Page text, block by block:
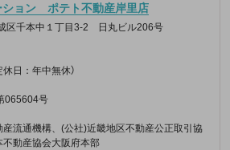
ション ポテト不動産岸里店
区千本中１丁目3-2 日丸ビル206号
休日：年中無休）
065604号
産流通機構、(公社)近畿地区不動産公正取引協
動産協会大阪府本部